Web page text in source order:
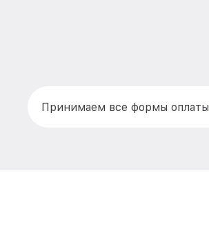
Принимаем все формы оплаты